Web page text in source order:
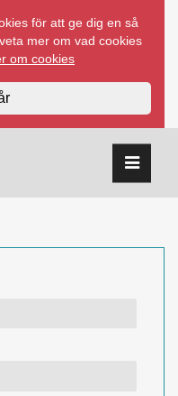
för att ge dig en så
mer om vad cookies
om cookies